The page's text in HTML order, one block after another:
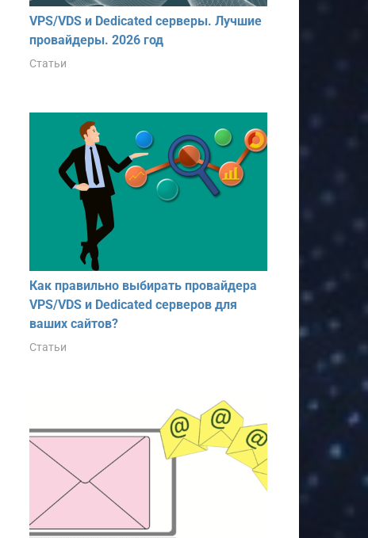
VPS/VDS и Dedicated серверы. Лучшие
провайдеры. 2026 год
Статьи
Как правильно выбирать провайдера
VPS/VDS и Dedicated серверов для
ваших сайтов?
Статьи